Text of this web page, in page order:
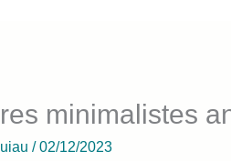
minimalistes
/02/12/2023